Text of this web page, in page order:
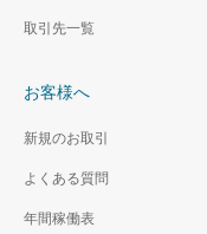
取引先一覧
お客様へ
新規のお取引
よくある質問
年間稼働表